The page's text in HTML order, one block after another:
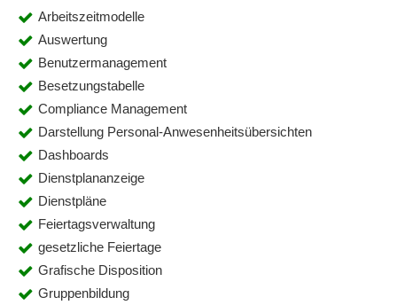
Arbeitszeitmodelle
Auswertung
Benutzermanagement
Besetzungstabelle
Compliance Management
Darstellung Personal-Anwesenheitsübersichten
Dashboards
Dienstplananzeige
Dienstpläne
Feiertagsverwaltung
gesetzliche Feiertage
Grafische Disposition
Gruppenbildung